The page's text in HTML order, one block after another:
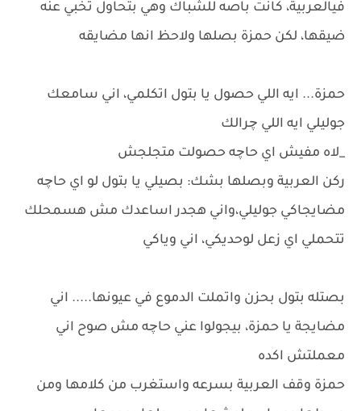
فيالعربية، كانت باصه للشباك وهي بتحاول تخبي عنه
ضيقها، لكن حمزة بصلها ولاحظ انها مضايقه
حمزة... ايه اللي حصول يا بتول اتكلمي، اني سامعك
جوليلي ايه اللي چرالك
_لاه مفيش اي حاچه حصولت متجلجش
ركن العربية وبصلها بشك: بصيلي يا بتول لو اي حاچه
مضايجاكي جوليلي،واني هجدر اساعدك مش هسمحلك
تتحملي اي زعل لوحديكي، اني وياكي
بصتله بتول بحزن واتملت الدموع في عيونها..... اني
مضايجة يا حمزة، بيجولوا عني حاچه مش صوح اني
معملتش اكده
حمزة وقف العربية بسرعه واستغرب من كلامها ومن